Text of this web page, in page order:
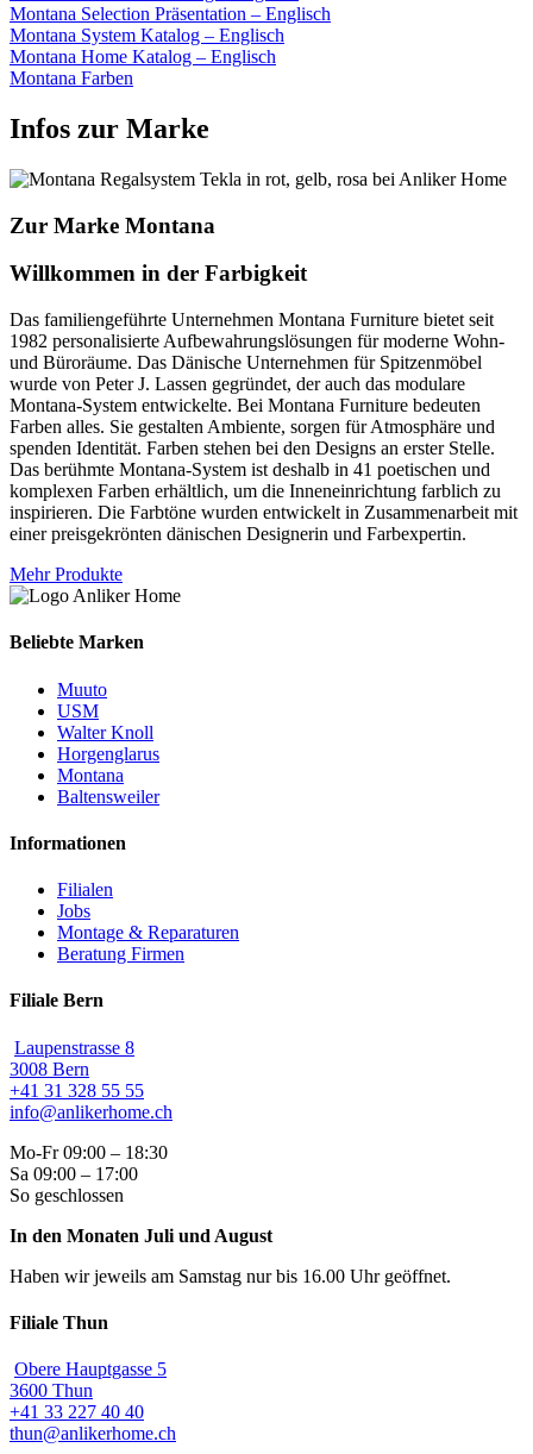
Montana Selection Präsentation – Englisch
Montana System Katalog – Englisch
Montana Home Katalog – Englisch
Montana Farben
Infos zur Marke
Zur Marke Montana
Willkommen in der Farbigkeit
Das familiengeführte Unternehmen Montana Furniture bietet seit
1982 personalisierte Aufbewahrungslösungen für moderne Wohn-
und Büroräume. Das Dänische Unternehmen für Spitzenmöbel
wurde von Peter J. Lassen gegründet, der auch das modulare
Montana-System entwickelte. Bei Montana Furniture bedeuten
Farben alles. Sie gestalten Ambiente, sorgen für Atmosphäre und
spenden Identität. Farben stehen bei den Designs an erster Stelle.
Das berühmte Montana-System ist deshalb in 41 poetischen und
komplexen Farben erhältlich, um die Inneneinrichtung farblich zu
inspirieren. Die Farbtöne wurden entwickelt in Zusammenarbeit mit
einer preisgekrönten dänischen Designerin und Farbexpertin.
Mehr Produkte
Beliebte Marken
Muuto
USM
Walter Knoll
Horgenglarus
Montana
Baltensweiler
Informationen
Filialen
Jobs
Montage & Reparaturen
Beratung Firmen
Filiale Bern
Laupenstrasse 8
3008 Bern
+41 31 328 55 55
info@anlikerhome.ch
Mo-Fr 09:00 – 18:30
Sa 09:00 – 17:00
So geschlossen
In den Monaten Juli und August
Haben wir jeweils am Samstag nur bis 16.00 Uhr geöffnet.
Filiale Thun
Obere Hauptgasse 5
3600 Thun
+41 33 227 40 40
thun@anlikerhome.ch